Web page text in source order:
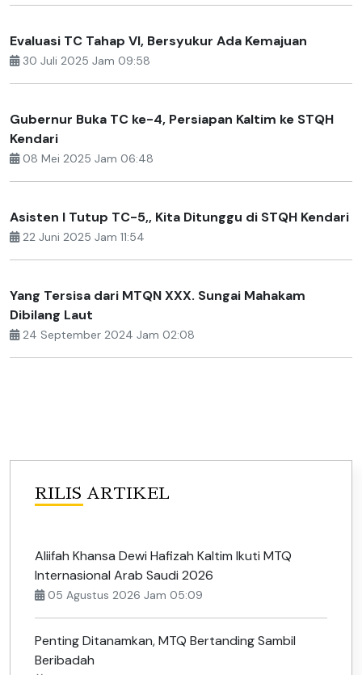
Evaluasi TC Tahap VI, Bersyukur Ada Kemajuan
30 Juli 2025 Jam 09:58
Gubernur Buka TC ke-4, Persiapan Kaltim ke STQH
Kendari
08 Mei 2025 Jam 06:48
Asisten I Tutup TC-5,, Kita Ditunggu di STQH Kendari
22 Juni 2025 Jam 11:54
Yang Tersisa dari MTQN XXX. Sungai Mahakam
Dibilang Laut
24 September 2024 Jam 02:08
RILIS ARTIKEL
Aliifah Khansa Dewi Hafizah Kaltim Ikuti MTQ
Internasional Arab Saudi 2026
05 Agustus 2026 Jam 05:09
Penting Ditanamkan, MTQ Bertanding Sambil
Beribadah